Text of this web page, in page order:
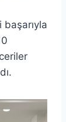
başarıyla